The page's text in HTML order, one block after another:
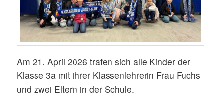
Am 21. April 2026 trafen sich alle Kinder der
Klasse 3a mit ihrer Klassenlehrerin Frau Fuchs
und zwei Eltern in der Schule.